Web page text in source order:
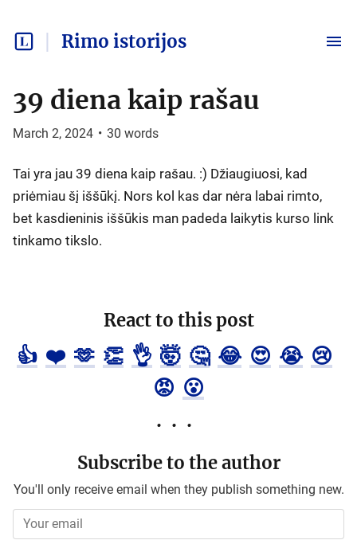
Rimo istorijos
39 diena kaip rašau
March 2, 2024 • 30 words
Tai yra jau 39 diena kaip rašau. :) Džiaugiuosi, kad
priėmiau šį iššūkį. Nors kol kas dar nėra labai rimto,
bet kasdieninis iššūkis man padeda laikytis kurso link
tinkamo tikslo.
React to this post
👍 ❤️ 🫶 👏 👌 🤯 🤔 😂 😍 😭 😢
😡 😮
Subscribe to the author
You'll only receive email when they publish something new.